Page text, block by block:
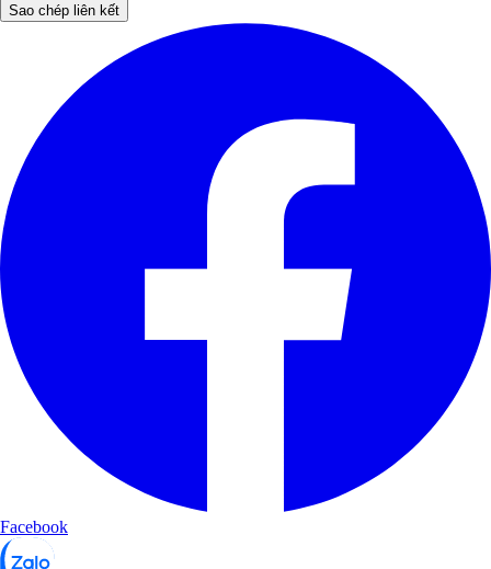
Sao chép liên kết
Facebook